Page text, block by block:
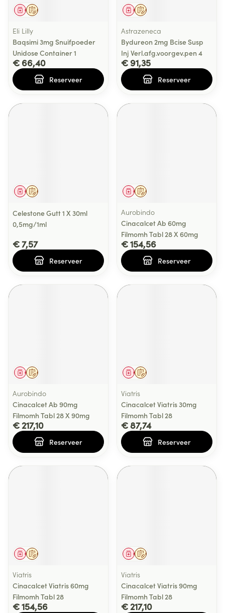
Op voorschrift
Geneesmiddel
Eli Lilly
Baqsimi 3mg Snuifpoeder
Unidose Container 1
€ 66,40
Reserveer
Op voorschrift
Geneesmiddel
Astrazeneca
Bydureon 2mg Bcise Susp
Inj Verl.afg.voorgev.pen 4
€ 91,35
Reserveer
Op voorschrift
Geneesmiddel
Celestone Gutt 1 X 30ml
0,5mg/1ml
€ 7,57
Reserveer
Op voorschrift
Geneesmiddel
Aurobindo
Cinacalcet Ab 60mg
Filmomh Tabl 28 X 60mg
€ 154,56
Reserveer
Op voorschrift
Geneesmiddel
Aurobindo
Cinacalcet Ab 90mg
Filmomh Tabl 28 X 90mg
€ 217,10
Reserveer
Op voorschrift
Geneesmiddel
Viatris
Cinacalcet Viatris 30mg
Filmomh Tabl 28
€ 87,74
Reserveer
Op voorschrift
Geneesmiddel
Viatris
Cinacalcet Viatris 60mg
Filmomh Tabl 28
€ 154,56
Op voorschrift
Geneesmiddel
Viatris
Cinacalcet Viatris 90mg
Filmomh Tabl 28
€ 217,10